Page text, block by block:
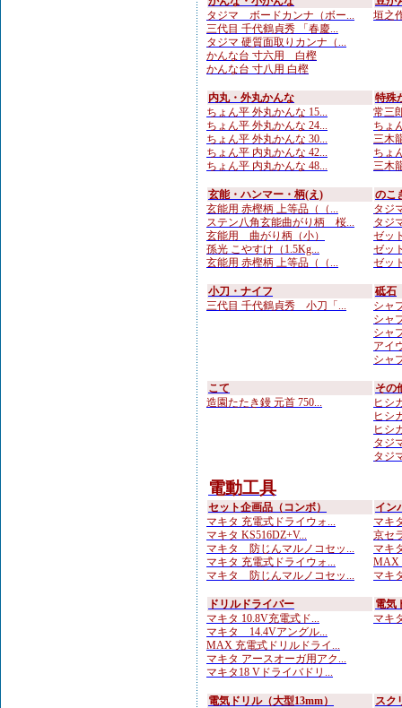
タジマ ボードカンナ（ボー...
三代目 千代鶴貞秀 「春慶...
タジマ 硬質面取りカンナ（...
かんな台 寸六用 白樫
かんな台 寸八用 白樫
垣之
内丸・外丸かんな
ちょん平 外丸かんな 15...
ちょん平 外丸かんな 24...
ちょん平 外丸かんな 30...
ちょん平 内丸かんな 42...
ちょん平 内丸かんな 48...
特殊
常三
ちょ
三木
ちょ
三木
玄能・ハンマー・柄(え)
玄能用 赤樫柄 上等品（（...
ステン八角玄能曲がり柄 桜...
玄能用 曲がり柄（小）
孫光 こやすけ（1.5Kg...
玄能用 赤樫柄 上等品（（...
のこ
タジ
タジ
ゼッ
ゼッ
ゼッ
小刀・ナイフ
三代目 千代鶴貞秀 小刀「...
砥石
シャ
シャ
シャ
アイ
シャ
こて
造園たたき鏝 元首 750...
その
ヒシ
ヒシ
ヒシ
タジ
タジ
電動工具
セット企画品（コンボ）
マキタ 充電式ドライウォ...
マキタ KS516DZ+V...
マキタ 防じんマルノコセッ...
マキタ 充電式ドライウォ...
マキタ 防じんマルノコセッ...
イン
マキ
京セ
マキ
MAX
マキ
ドリルドライバー
マキタ 10.8V充電式ド...
マキタ 14.4Vアングル...
MAX 充電式ドリルドライ...
マキタ アースオーガ用アク...
マキタ18 Vドライバドリ...
電気
マキ
電気ドリル（大型13mm）
スク